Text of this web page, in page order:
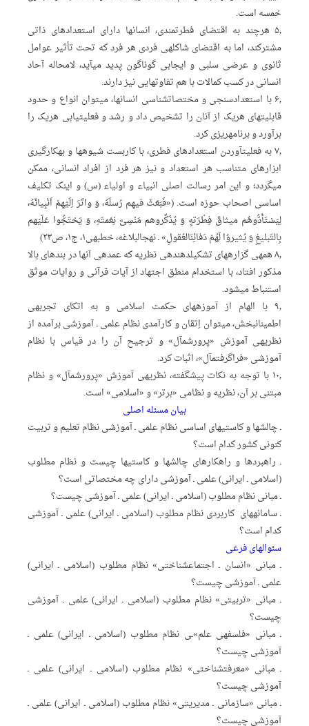
خمسه است.
۵٫ هرچند به اقتضای فطرتمندی، انسان‏ها دارای استعدادهای ذاتی
مشترکند، اما به اقتضای شاکله‏ی فردی هر فرد که تحت تأثیر عوامل
ثانوی و عرضی سلبی و ایجابی گوناگون پدید می‏آید، لامحاله آحاد
انسانی در کسب کمالات با هم تفاوت‏هایی نیز دارند.
۶٫ با استعدادسنجی و مختصات‏شناسی انسان‏ها، می‏توان انواع و حدود
قابلیت‏های هریک از آنان را تشخیص داد و رشد و فعلیت‏یابی هریک را
برآورد و برنامه‏ریزی کرد.
۷٫ به فعلیت‏آوردن استعدادهای فطری، با کاربست شیوه‏ها و به‏کارگیری
ابزارهای متناسب هر استعداد و نیز هر فرد از افراد انسانی، ممکن
می‏گردد؛ و این امر رسالت اصلی انبیاء و اولیاء (س) و اینک تکلیف
اساسی اصحاب حوزه است. («فَبَعَثَ فیهِم رُسلَهُ، وَ واتَرَ اِلَیْهِمْ اَنْبِیائَهُ،
لِیَسْتَأْدُّوهُم میثاقَ فِطْرَتهٍ وَ یُذَکِّروهم مَنْسِیَّ نِعْمتَهِ، وَ یَحْتَجُّوا عَلَیْهم
بِالتّبلیغِ وَ یُثیروُا لَهُمْ دَفائِنَ‏العُقولِ» ـ نهج‏البلاغه، خطبه‏ی۱، ج۱، ص۲۳)
۸٫ همه‏ی گزاره‏های تشکیل‏دهنده‏ی نظریه که عمده‏ی آنها در بندهای بالا
مذکور افتاد، با استخدام منطق اجتهاد‏ از آیات قرآنی و روایات موثق
استنباط می‏شود.
۹٫ با الهام از آموزه‏های حکمت اسلامی و به اتکای تجربه‏ی
اطمینان‏بخش، می‏توان اِتقان و کارآمدی نظام علمی ـ آموزشی برآمده از
نظریه‏ی آموزش «پرورش‏مآ‏ل» و ترجیح آن را در قیاس با نظام
آموزشی «فراگرفت‏مآل‏»، اثبات کرد.
۱۰٫ با توجه به نکات پیشگفته، نظریه‏ی آموزش «پرورش‏مآ‏ل» و نظام
مبتنی بر آن، نظریه و نظامی «برتر» و «اسلامی» است.
بیان مسئله اصلی
ـ چالش‏ها و کاستی‏های اساسی نظام علمی ـ آموزشی نظام تعلیم و تربیت
کنونی کشور کدام است؟
ـ راهبردها و راهکارهای چالش‏ها و کاستی‏ها چیست و نظام مطلوب
(اسلامی ـ ایرانی) علمی ـ آموزشی دارای چه مختصاتی است؟
ـ مبانی نظام مطلوب (اسلامی ـ ایرانی) علمی ـ آموزشی چیست؟
ـ سامانه‏های کاربردی‏ نظام مطلوب (اسلامی ـ ایرانی) علمی ـ آموزشی
کدام است؟
سئوال‏های فرعی
ـ مبانی «انسان ـ اجتماع‏شناختی» نظام مطلوب (اسلامی ـ ایرانی)
علمی ـ آموزشی چیست؟
ـ مبانی «تربیتی» نظام مطلوب (اسلامی ـ ایرانی) علمی ـ آموزشی
چیست؟
ـ مبانی «فلسفه‏ی علم»ـی نظام مطلوب (اسلامی ـ ایرانی) علمی ـ
آموزشی چیست؟
ـ مبانی «معرفت‏شناختی» نظام مطلوب (اسلامی ـ ایرانی) علمی ـ
آموزشی چیست؟
ـ مبانی «سازمانی ـ مدیریتی» نظام مطلوب (اسلامی ـ ایرانی) علمی ـ
آموزشی چیست؟